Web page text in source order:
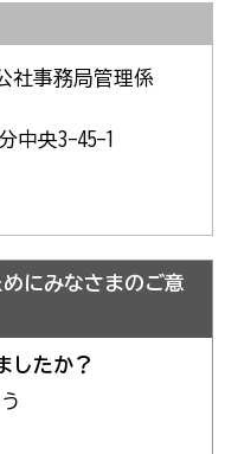
社事務局管理係
中央3-45-1
にみなさまのご意
したか？